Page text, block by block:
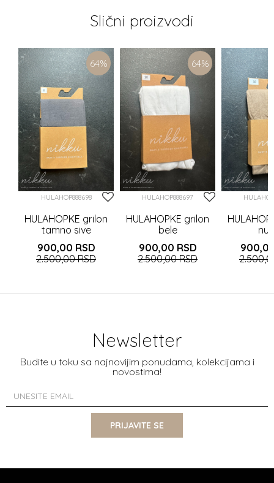
Slični proizvodi
64%
HULAHOP888698
HULAHOPKE grilon
tamno sive
900,00 RSD
2.500,00RSD
64%
HULAHOP888697
HULAHOPKE grilon
bele
900,00 RSD
2.500,00RSD
Newsletter
Budite u toku sa najnovijim ponudama, kolekcijama i
novostima!
PRIJAVITE SE